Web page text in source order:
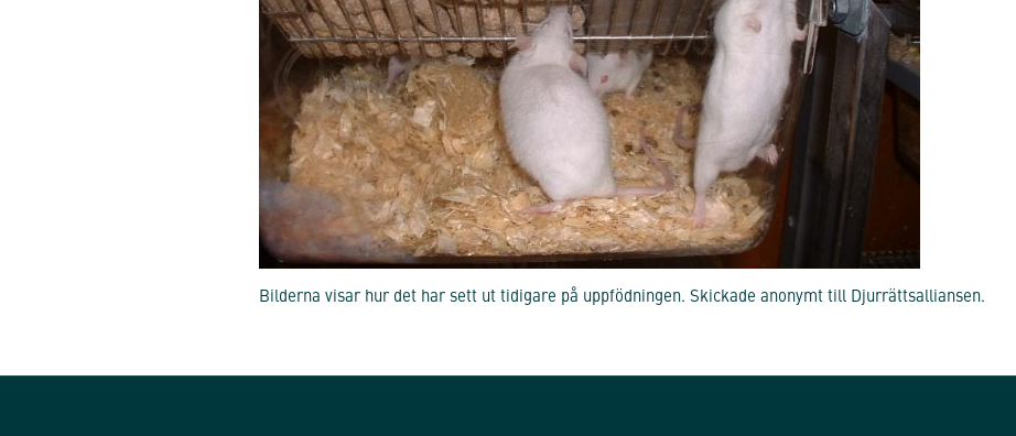
Bilderna visar hur det har sett ut tidigare på uppfödningen. Skickade anonymt till Djurrättsalliansen.